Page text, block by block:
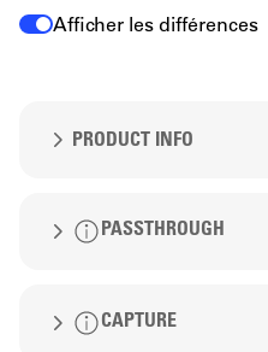
Afficher les différences
PRODUCT INFO
PASSTHROUGH
CAPTURE